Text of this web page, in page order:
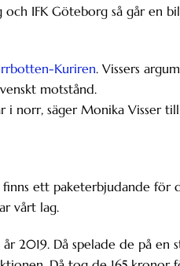
IFK Göteborg så går en
Kuriren. Vissers
motstånd.
i norr, säger Monika Visser till
ett paketerbjudande för
vårt lag.
2019. Då spelade de på en